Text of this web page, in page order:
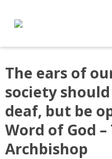
The ears of
society
deaf, but be
Word of God –
Archbishop